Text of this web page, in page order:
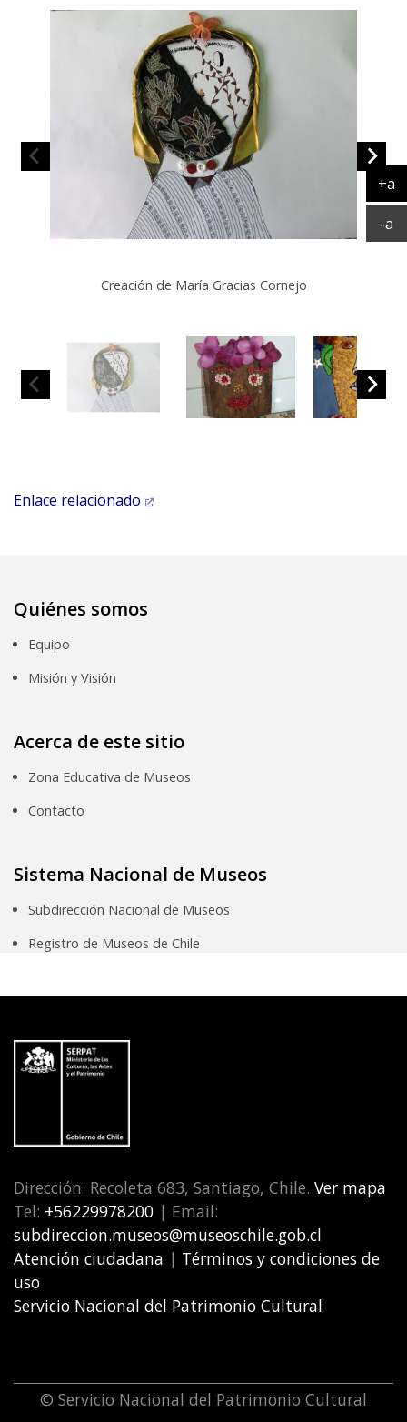
Creación de María Gracias Cornejo
Enlace relacionado
Quiénes somos
Equipo
Misión y Visión
Acerca de este sitio
Zona Educativa de Museos
Contacto
Sistema Nacional de Museos
Subdirección Nacional de Museos
Registro de Museos de Chile
Dirección: Recoleta 683, Santiago, Chile. Ver mapa
Tel: +56229978200 | Email:
subdireccion.museos@museoschile.gob.cl
Atención ciudadana | Términos y condiciones de
uso
Servicio Nacional del Patrimonio Cultural
© Servicio Nacional del Patrimonio Cultural
+a
-a